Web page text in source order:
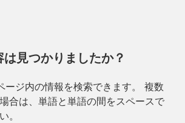
見つかりましたか？
ージ内の情報を検索できます。 複数
合は、単語と単語の間をスペースで
。